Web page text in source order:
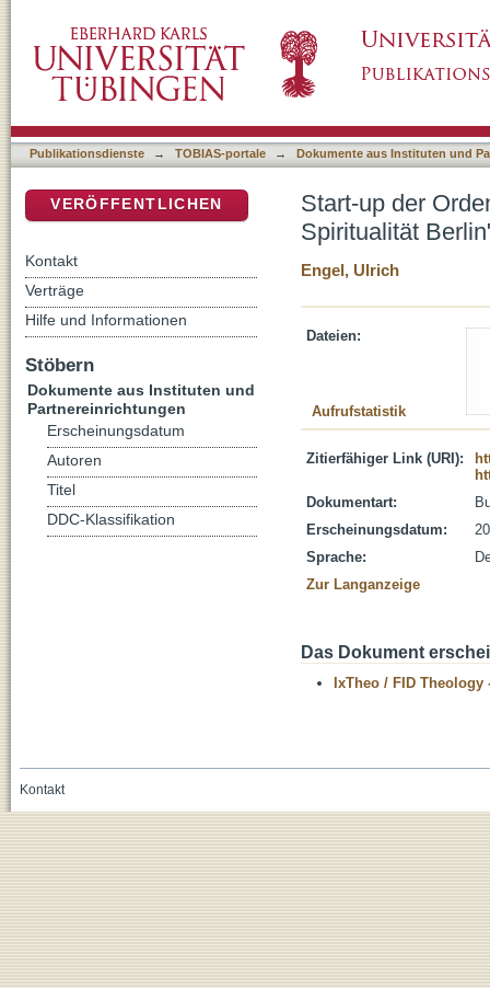
gegründet
Publikationsdienste → TOBIAS-portale → Dokumente aus Instituten und
Start-up der
Spiritualität
Engel, Ulrich
Dateien:
Aufrufstatistik
Zitierfähiger Link (URI):
Dokumentart:
Erscheinungsdatum:
Sprache:
Zur Langanzeige
Das Dokument
IxTheo / FID Theology
VERÖFFENTLICHEN
Kontakt
Verträge
Hilfe und Informationen
Stöbern
Dokumente aus Instituten und
Partnereinrichtungen
Erscheinungsdatum
Autoren
Titel
DDC-Klassifikation
Kontakt